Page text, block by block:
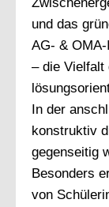
und das
AG- &
– die Vielfalt
In der
konstruktiv
gegenseitig
Besonders
von